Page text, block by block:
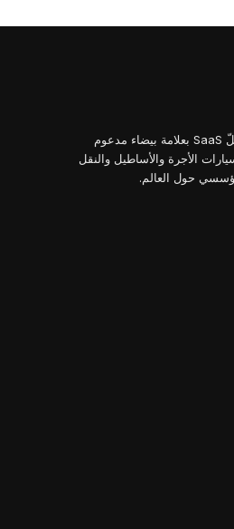
نُمكّن مستقبل إدارة النقل. حلّ SaaS بعلامة بيضاء مدعوم
الأجرة والأساطيل والنقل
حول العالم.